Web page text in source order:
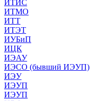
ИТИС
ИТМО
ИТТ
ИТЭТ
ИУБиП
ИЦК
ИЭАУ
ИЭСО (бывший ИЭУП)
ИЭУ
ИЭУП
ИЭУП